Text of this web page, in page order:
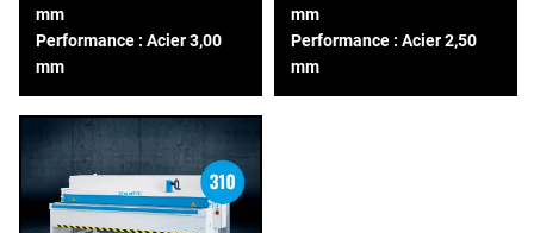
mm
Performance : Acier 3,00
mm
mm
Performance : Acier 2,50
mm